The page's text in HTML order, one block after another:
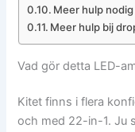
Meer hulp
Meer hulp bij
Vad gör detta LED-
Kitet finns i flera
och med 22-in-1. Ju